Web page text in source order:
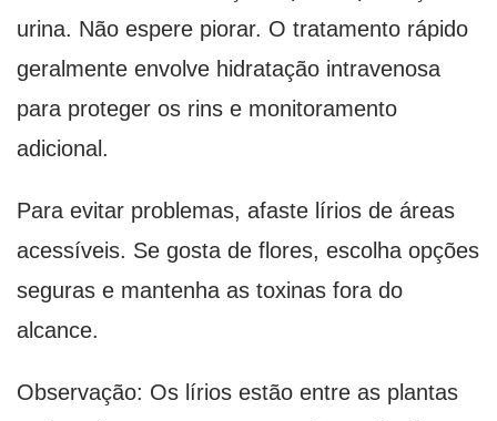
urina. Não espere piorar. O tratamento rápido
geralmente envolve hidratação intravenosa
para proteger os rins e monitoramento
adicional.
Para evitar problemas, afaste lírios de áreas
acessíveis. Se gosta de flores, escolha opções
seguras e mantenha as toxinas fora do
alcance.
Observação: Os lírios estão entre as plantas